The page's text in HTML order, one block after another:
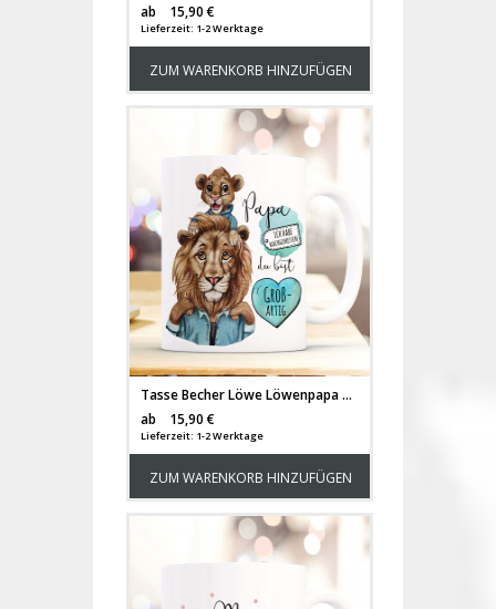
ab
15,90 €
Lieferzeit: 1-2 Werktage
ZUM WARENKORB HINZUFÜGEN
Tasse Becher Löwe Löwenpapa Papa mit Kind Löwenjunge & Spruch Papa du bist großartig Kaffeebecher Geschenk ts1143
ab
15,90 €
Lieferzeit: 1-2 Werktage
ZUM WARENKORB HINZUFÜGEN